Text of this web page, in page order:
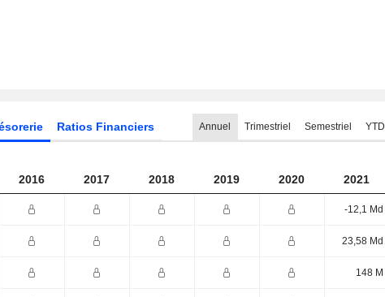
Ratios Financiers Annuel Trimestriel Semestriel YTD
2016 2017 2018 2019 2020 2021
-12,1 Md
23,58 Md
148 M